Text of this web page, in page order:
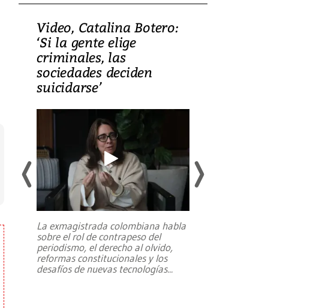
Video, Catalina Botero:
‘Si la gente elige
criminales, las
sociedades deciden
suicidarse’
La exmagistrada colombiana habla
sobre el rol de contrapeso del
periodismo, el derecho al olvido,
reformas constitucionales y los
desafíos de nuevas tecnologías...